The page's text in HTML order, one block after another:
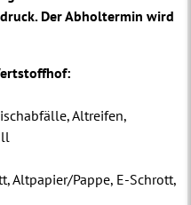
Der Abholtermin wird
Altreifen,
Altpapier/Pappe, E-Schrott,